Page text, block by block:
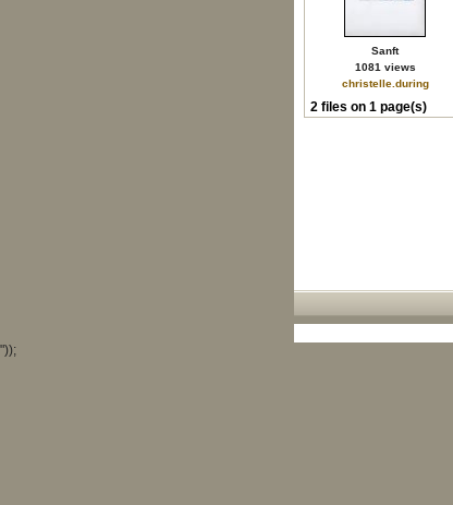
Sanft
1081 views
christelle.during
2 files on 1 page(s)
"));